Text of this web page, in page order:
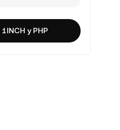
у PHP